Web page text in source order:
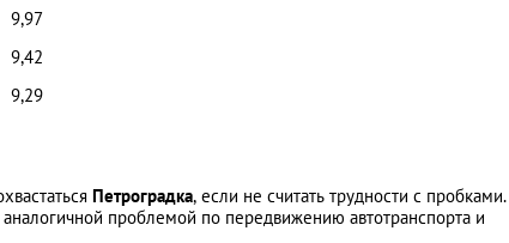
9,97
9,42
9,29
Петроградка, если не считать трудности с пробками.
проблемой по передвижению автотранспорта и